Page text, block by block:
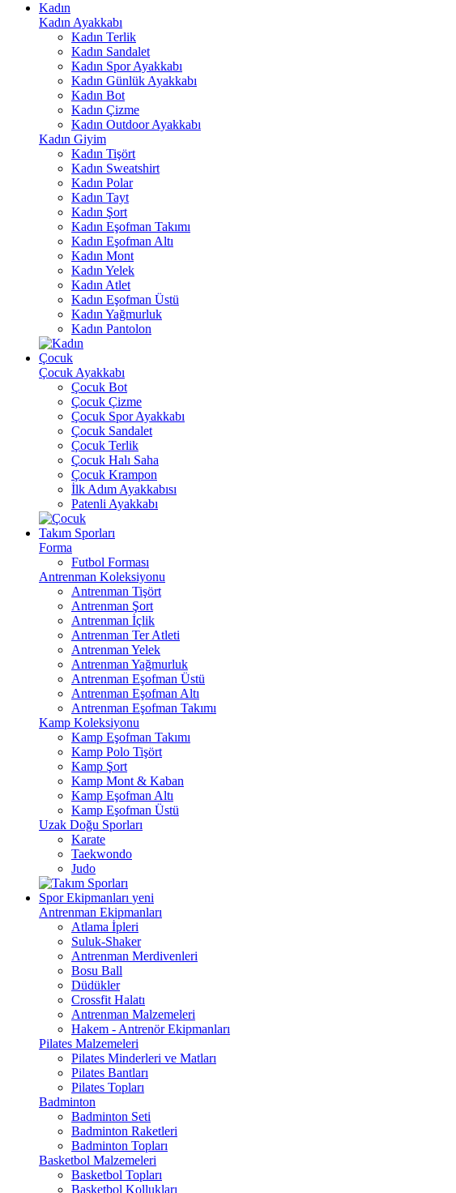
Kadın
Kadın Ayakkabı
Kadın Terlik
Kadın Sandalet
Kadın Spor Ayakkabı
Kadın Günlük Ayakkabı
Kadın Bot
Kadın Çizme
Kadın Outdoor Ayakkabı
Kadın Giyim
Kadın Tişört
Kadın Sweatshirt
Kadın Polar
Kadın Tayt
Kadın Şort
Kadın Eşofman Takımı
Kadın Eşofman Altı
Kadın Mont
Kadın Yelek
Kadın Atlet
Kadın Eşofman Üstü
Kadın Yağmurluk
Kadın Pantolon
Çocuk
Çocuk Ayakkabı
Çocuk Bot
Çocuk Çizme
Çocuk Spor Ayakkabı
Çocuk Sandalet
Çocuk Terlik
Çocuk Halı Saha
Çocuk Krampon
İlk Adım Ayakkabısı
Patenli Ayakkabı
Takım Sporları
Forma
Futbol Forması
Antrenman Koleksiyonu
Antrenman Tişört
Antrenman Şort
Antrenman İçlik
Antrenman Ter Atleti
Antrenman Yelek
Antrenman Yağmurluk
Antrenman Eşofman Üstü
Antrenman Eşofman Altı
Antrenman Eşofman Takımı
Kamp Koleksiyonu
Kamp Eşofman Takımı
Kamp Polo Tişört
Kamp Şort
Kamp Mont & Kaban
Kamp Eşofman Altı
Kamp Eşofman Üstü
Uzak Doğu Sporları
Karate
Taekwondo
Judo
Spor Ekipmanları yeni
Antrenman Ekipmanları
Atlama İpleri
Suluk-Shaker
Antrenman Merdivenleri
Bosu Ball
Düdükler
Crossfit Halatı
Antrenman Malzemeleri
Hakem - Antrenör Ekipmanları
Pilates Malzemeleri
Pilates Minderleri ve Matları
Pilates Bantları
Pilates Topları
Badminton
Badminton Seti
Badminton Raketleri
Badminton Topları
Basketbol Malzemeleri
Basketbol Topları
Basketbol Kollukları